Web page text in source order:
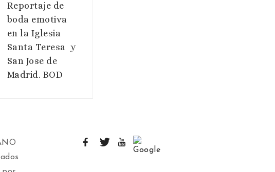
Reportaje de
boda emotiva
en la Iglesia
Santa Teresa y
San Jose de
Madrid. BOD